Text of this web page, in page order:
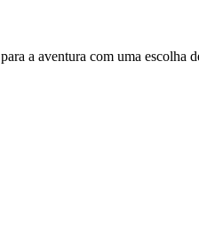
a aventura com uma escolha